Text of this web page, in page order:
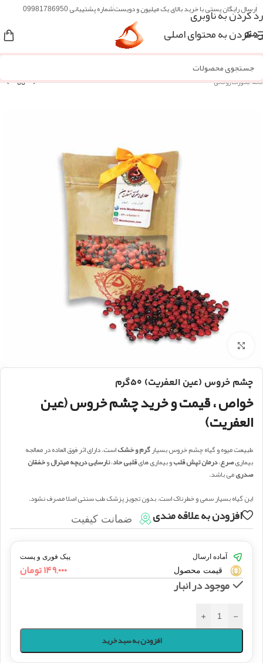
رد کردن به ناوبری
رد کردن به محتوای اصلی
ارسال رایگان پستی با خرید بالای یک میلیون و دویستشماره پشتیبانی 09981786950
منو
خانه/بخورات روحانی
بزرگنمایی تصویر
چشم خروس (عین العفریت) ۵۰گرم
خواص ، قیمت و خرید چشم خروس (عین
العفریت)
طبیعت میوه و گیاه چشم خروس بسیارگرم و خشکاست. دارای اثر فوق العاده در معالجه
بیماریصرع،درمان تپش قلبو بیماری هایقلبی حاد،نارسایی دریچه میترالوخفقان
صدریمی باشد.
این گیاه بسیار سمی و خطرناک است. بدون تجویز پزشک طب سنتی اصلا مصرف نشود.
افزودن به علاقه مندی ضمانت کیفیت
آماده ارسال پیک فوری و پست
قیمت محصول ۱۴۹,۰۰۰تومان
موجود در انبار
-
+
افزودن به سبد خرید